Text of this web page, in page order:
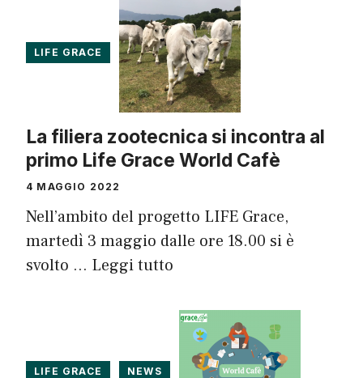
LIFE GRACE
La filiera zootecnica si incontra al
primo Life Grace World Cafè
4 MAGGIO 2022
Nell’ambito del progetto LIFE Grace,
martedì 3 maggio dalle ore 18.00 si è
svolto … Leggi tutto
LIFE GRACE NEWS